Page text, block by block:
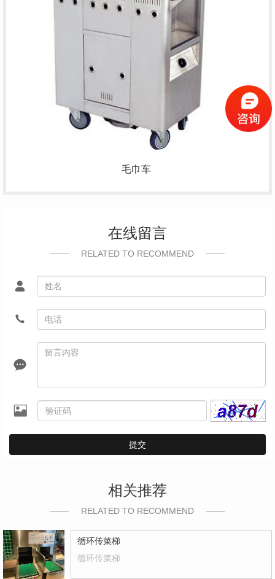
毛巾车
在线留言
RELATED TO RECOMMEND
提交
相关推荐
RELATED TO RECOMMEND
循环传菜梯
循环传菜梯